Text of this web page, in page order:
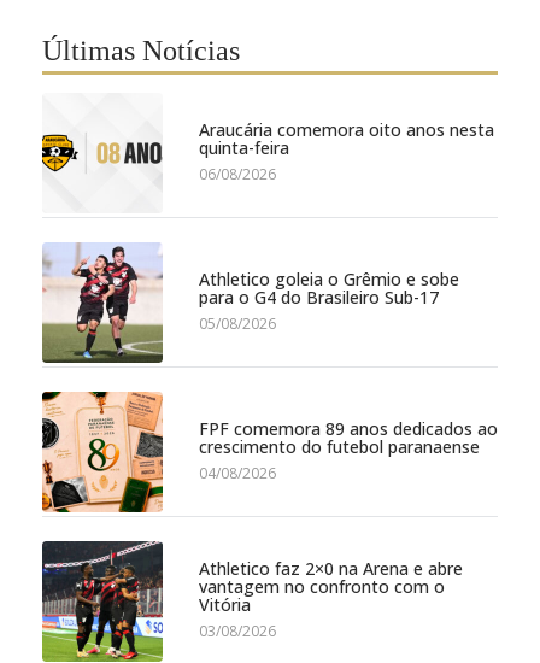
Últimas Notícias
Araucária comemora oito anos nesta
quinta-feira
06/08/2026
Athletico goleia o Grêmio e sobe
para o G4 do Brasileiro Sub-17
05/08/2026
FPF comemora 89 anos dedicados ao
crescimento do futebol paranaense
04/08/2026
Athletico faz 2×0 na Arena e abre
vantagem no confronto com o
Vitória
03/08/2026